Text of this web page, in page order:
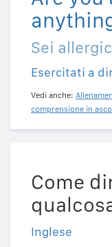
Sei
Esercitati a
Vedi anche:
comprensione in
Come
Inglese